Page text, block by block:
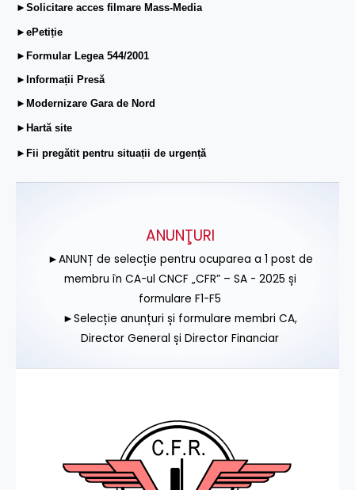
►Solicitare acces filmare Mass-Media
►ePetiție
►Formular Legea 544/2001
►Informații Presă
►Modernizare Gara de Nord
►Hartă site
►Fii pregătit pentru situații de urgență
ANUNŢURI
►ANUNȚ de selecție pentru ocuparea a 1 post de
membru în CA-ul CNCF „CFR” – SA - 2025 și
formulare F1-F5
►Selecție anunțuri și formulare membri CA,
Director General și Director Financiar